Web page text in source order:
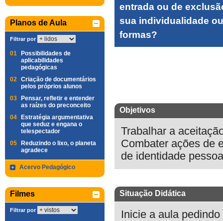
Planos de Aula
Filtrar por
01
Possibilidades de
aplicabilidades
pedagógicas
02 Criação de documentários
pelos próprios alunos
03
Pensar, refletir e entender
as raízes do preconceito
04
Estratégia argumentativa
que seduz e engana o
telespectador
05
Reduzindo o lixo, o planeta
agradece
Acervo Pedagógico
Filmes
Filtrar por
entrada ou de
sua individualidade
formas?
Objetivos
Trabalhar a
Combater ações de
de identidade
Situação Didática
Inicie a aula